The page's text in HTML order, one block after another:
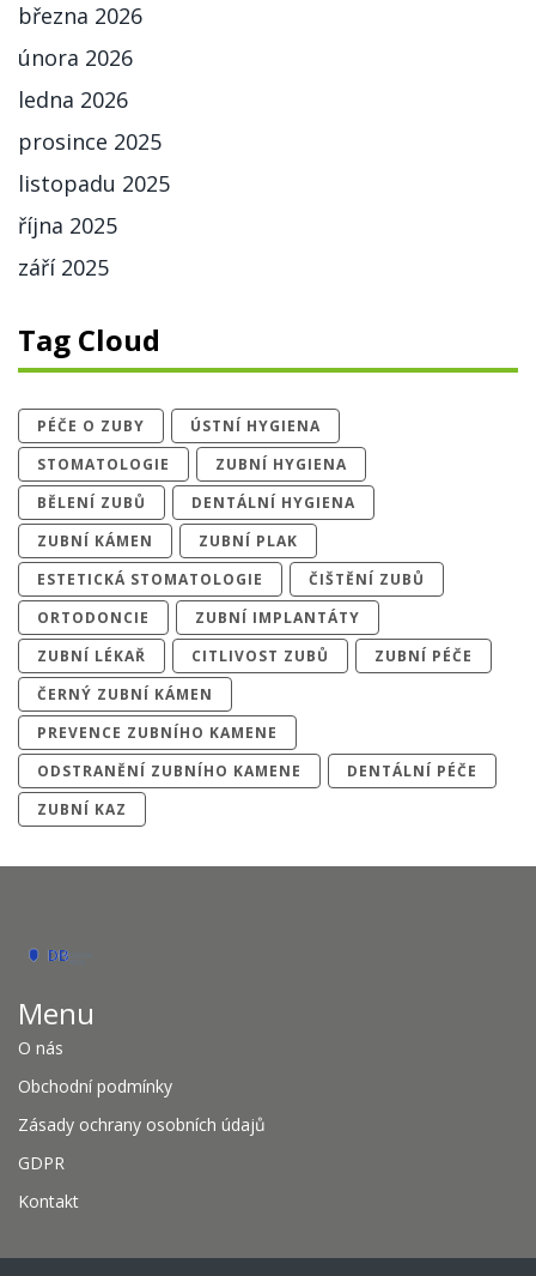
března 2026
února 2026
ledna 2026
prosince 2025
listopadu 2025
října 2025
září 2025
Tag Cloud
PÉČE O ZUBY
ÚSTNÍ HYGIENA
STOMATOLOGIE
ZUBNÍ HYGIENA
BĚLENÍ ZUBŮ
DENTÁLNÍ HYGIENA
ZUBNÍ KÁMEN
ZUBNÍ PLAK
ESTETICKÁ STOMATOLOGIE
ČIŠTĚNÍ ZUBŮ
ORTODONCIE
ZUBNÍ IMPLANTÁTY
ZUBNÍ LÉKAŘ
CITLIVOST ZUBŮ
ZUBNÍ PÉČE
ČERNÝ ZUBNÍ KÁMEN
PREVENCE ZUBNÍHO KAMENE
ODSTRANĚNÍ ZUBNÍHO KAMENE
DENTÁLNÍ PÉČE
ZUBNÍ KAZ
Menu
O nás
Obchodní podmínky
Zásady ochrany osobních údajů
GDPR
Kontakt